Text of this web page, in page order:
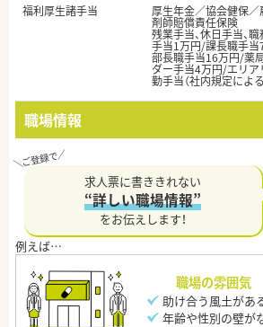
福利厚生諸手当
厚生年金／協会健保
剤師賠償責任保険
残業手当、休日手当、
手当1万円/課長職手
部長職手当16万円/薬
ダー手当4万円/エリア
勤手当（社内規定によ
職場情報
求人票に書ききれない
“詳しい職場情報”
をお伝えします！
職場の雰囲気
助け合う風土があ
年齢や性別の壁が